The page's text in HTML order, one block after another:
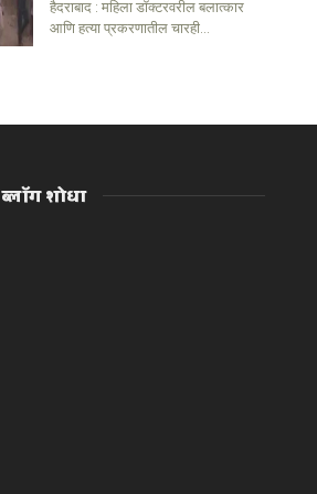
हैदराबाद : महिला डॉक्टरवरील बलात्कार
आणि हत्या प्रकरणातील चारही...
ब्लॉग शोधा